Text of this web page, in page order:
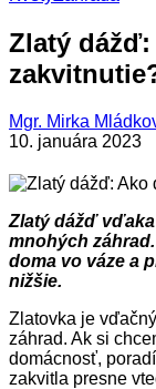
Zlatý
Mgr. Mirka
10. januára 2023
Zlatý dážď
mnohých
doma vo váze a
nižšie.
Zlatovka je
záhrad. Ak si
domácnosť,
zakvitla presne